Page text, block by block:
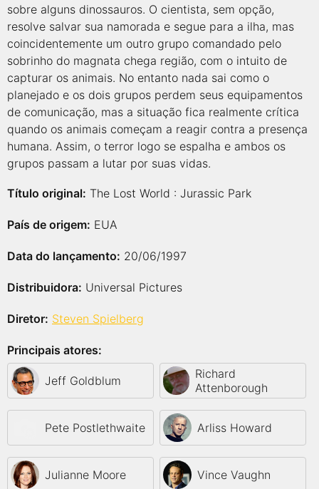
sobre alguns dinossauros. O cientista, sem opção,
resolve salvar sua namorada e segue para a ilha, mas
coincidentemente um outro grupo comandado pelo
sobrinho do magnata chega região, com o intuito de
capturar os animais. No entanto nada sai como o
planejado e os dois grupos perdem seus equipamentos
de comunicação, mas a situação fica realmente crítica
quando os animais começam a reagir contra a presença
humana. Assim, o terror logo se espalha e ambos os
grupos passam a lutar por suas vidas.
Título original: The Lost World : Jurassic Park
País de origem: EUA
Data do lançamento: 20/06/1997
Distribuidora: Universal Pictures
Diretor: Steven Spielberg
Principais atores:
Jeff Goldblum
Richard
Attenborough
Pete Postlethwaite Arliss Howard
Julianne Moore Vince Vaughn